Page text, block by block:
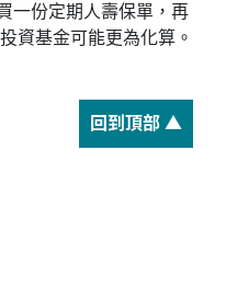
一份定期人壽保單，再
資基金可能更為化算。
回到頂部 ▲